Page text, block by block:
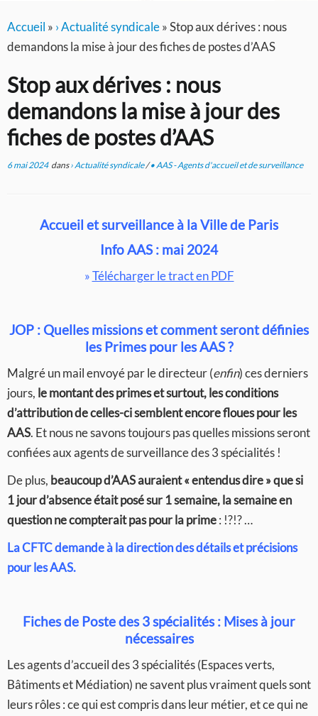
Accueil » › Actualité syndicale»Stop aux dérives : nous
demandons la mise à jour des fiches de postes d’AAS
Stop aux dérives : nous
demandons la mise à jour des
fiches de postes d’AAS
6 mai 2024dans› Actualité syndicale/• AAS - Agents d'accueil et de surveillance
Accueil et surveillance à la Ville de Paris
Info AAS : mai 2024
»Télécharger le tract en PDF
JOP : Quelles missions et comment seront définies
les Primes pour les AAS ?
Malgré un mail envoyé par le directeur (enfin) ces derniers
jours, le montant des primes et surtout, les conditions
d’attribution de celles-ci semblent encore floues pour les
AAS. Et nous ne savons toujours pas quelles missions seront
confiées aux agents de surveillance des 3 spécialités !
De plus, beaucoup d’AAS auraient « entendus dire » que si
1 jour d’absence était posé sur 1 semaine, la semaine en
question ne compterait pas pour la prime: !?!? …
La CFTC demande à la direction des détails et précisions
pour les AAS.
Fiches de Poste des 3 spécialités : Mises à jour
nécessaires
Les agents d’accueil des 3 spécialités (Espaces verts,
Bâtiments et Médiation) ne savent plus vraiment quels sont
leurs rôles : ce qui est compris dans leur métier, et ce qui ne